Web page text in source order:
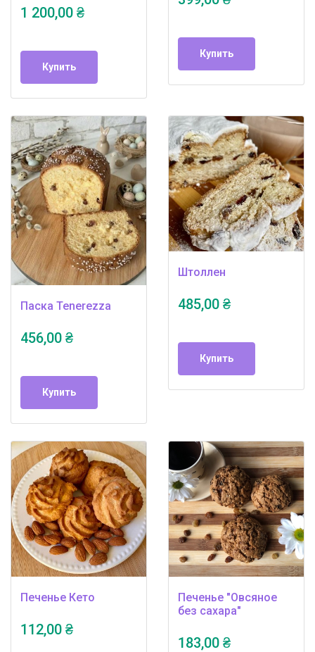
1 200,00 ₴
Купить
Купить
Паска Tenerezza
456,00 ₴
Купить
Штоллен
485,00 ₴
Купить
Печенье Кето
112,00 ₴
Печенье "Овсяное
без сахара"
183,00 ₴